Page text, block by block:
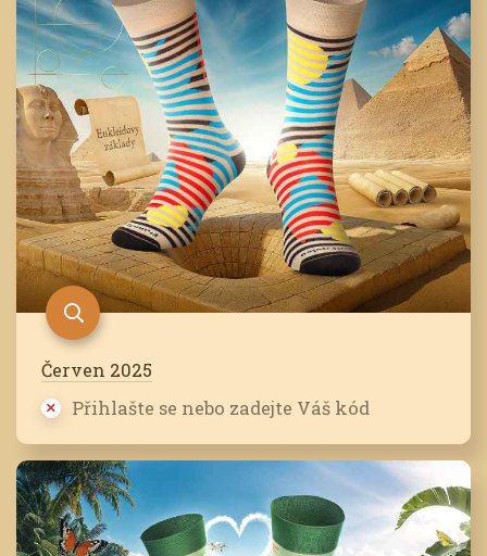
Červen 2025
Přihlašte se nebo zadejte Váš kód